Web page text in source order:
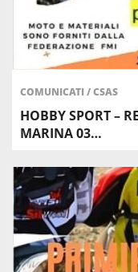
COMUNICATI/CSAS
HOBBY SPORT –
MARINA 03…